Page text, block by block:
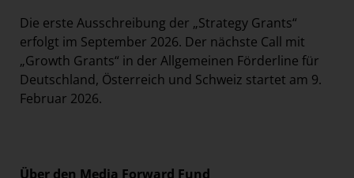
Die erste Ausschreibung der „Strategy Grants“
erfolgt im September 2026. Der nächste Call mit
„Growth Grants“ in der Allgemeinen Förderline für
Deutschland, Österreich und Schweiz startet am 9.
Februar 2026.
Über den Media Forward Fund